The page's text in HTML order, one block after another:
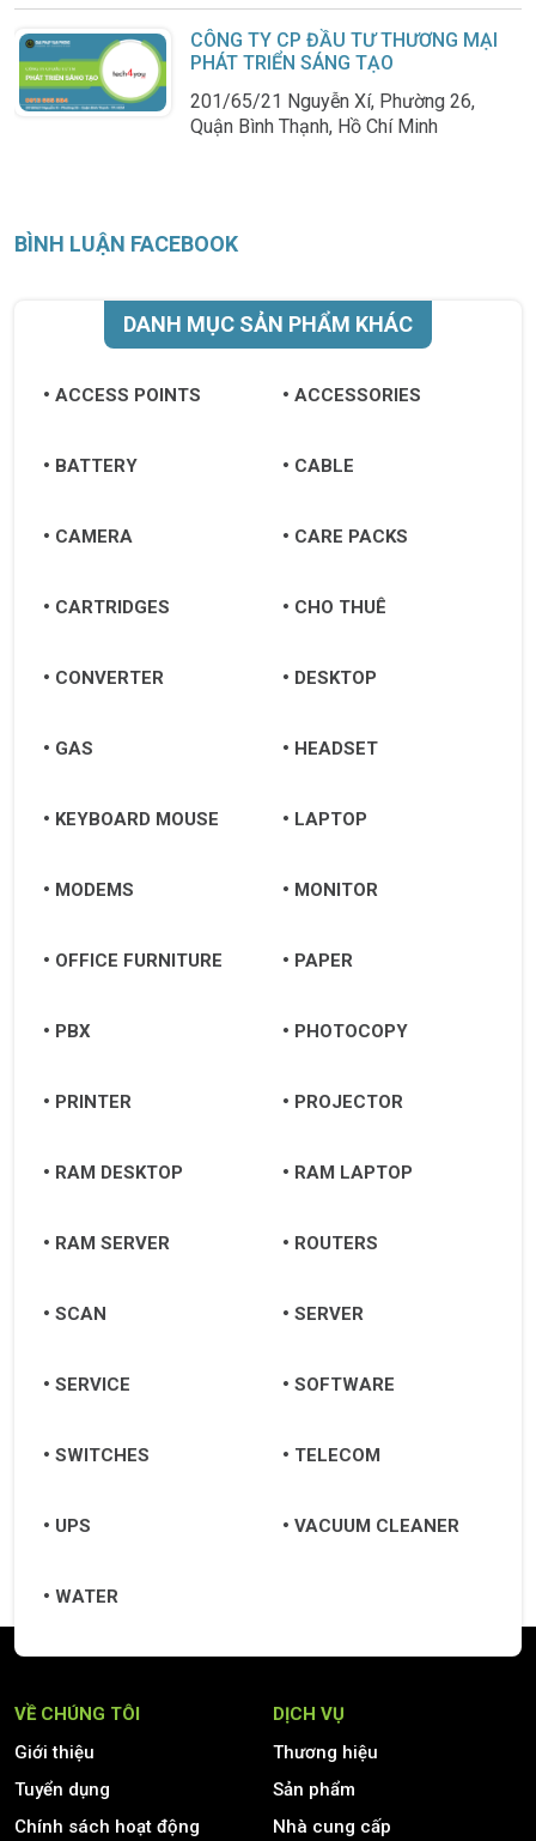
CÔNG TY CP ĐẦU TƯ THƯƠNG MẠI
PHÁT TRIỂN SÁNG TẠO
201/65/21 Nguyễn Xí, Phường 26,
Quận Bình Thạnh, Hồ Chí Minh
BÌNH LUẬN FACEBOOK
DANH MỤC SẢN PHẨM KHÁC
ACCESS POINTS ACCESSORIES
BATTERY CABLE
CAMERA CARE PACKS
CARTRIDGES CHO THUÊ
CONVERTER DESKTOP
GAS HEADSET
KEYBOARD MOUSE LAPTOP
MODEMS MONITOR
OFFICE FURNITURE PAPER
PBX PHOTOCOPY
PRINTER PROJECTOR
RAM DESKTOP RAM LAPTOP
RAM SERVER ROUTERS
SCAN SERVER
SERVICE SOFTWARE
SWITCHES TELECOM
UPS VACUUM CLEANER
WATER
VỀ CHÚNG TÔI
Giới thiệu
Tuyển dụng
Chính sách hoạt động
DỊCH VỤ
Thương hiệu
Sản phẩm
Nhà cung cấp